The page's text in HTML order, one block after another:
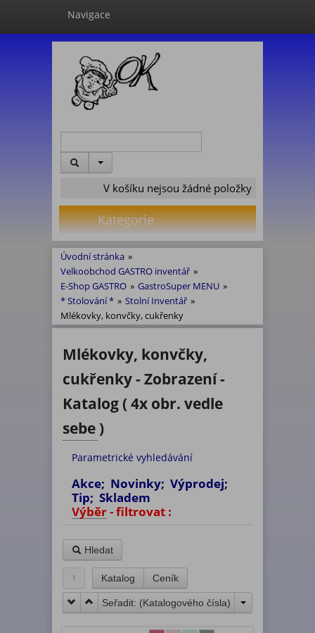
Navigace
V košíku nejsou žádné položky
Kategorie
Úvodní stránka »
Velkoobchod GASTRO inventář »
E-Shop GASTRO » GastroSuper MENU »
* Stolování * » Stolní Inventář »
Mlékovky, konvčky, cukřenky
Mlékovky, konvčky,
cukřenky - Zobrazení -
Katalog ( 4x obr. vedle
sebe )
Parametrické vyhledávání
Akce; Novinky; Výprodej;
Tip; Skladem
Výběr - filtrovat :
Hledat
1 Katalog Ceník
Seřadit: (Katalogového čísla)